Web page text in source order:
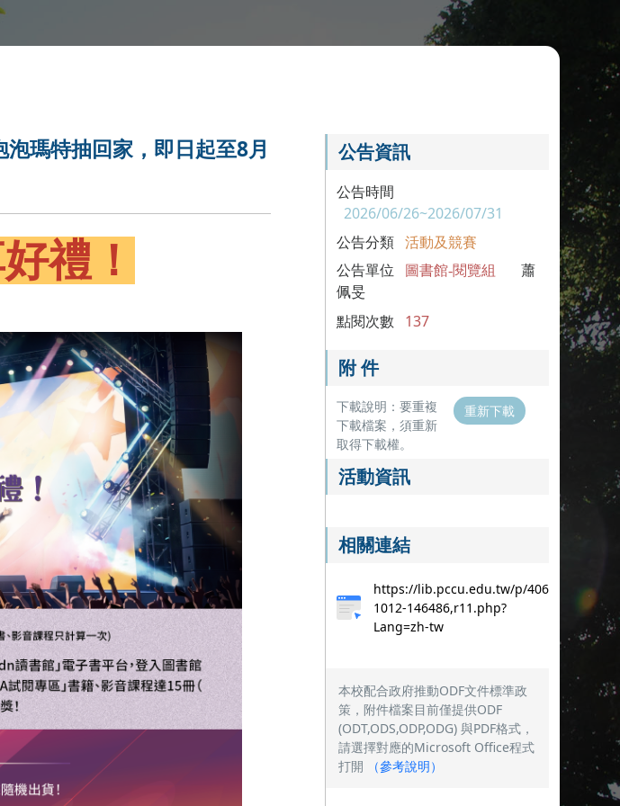
瑪特抽回家，即日起至8月
禮！
公告資訊
公告時間
2026/06/26~2026/07/31
公告分類 活動及競賽
公告單位 圖書館-閱覽組
蕭
佩旻
點閱次數 137
附 件
下載說明：要重複
下載檔案，須重新
取得下載權。
重新下載
活動資訊
相關連結
https://lib.pccu.edu.tw/p/406-
1012-146486,r11.php?
Lang=zh-tw
本校配合政府推動ODF文件標準政
策，附件檔案目前僅提供ODF
(ODT,ODS,ODP,ODG) 與PDF格式，
請選擇對應的Microsoft Office程式
打開
（參考說明）